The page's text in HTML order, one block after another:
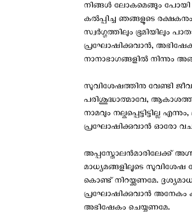
നിങ്ങള്‍ ലോകമെങ്ങും പോയി
കല്‍പ്പിച്ച ഞങ്ങളുടെ
സ്വര്‍ഗ്ഗത്തിലും ഭൂമിയിലും
പ്രഘോഷിക്കുവാന്‍,
നാനാഭാഗങ്ങളിൽ നിന്നും
സുവിശേഷത്തിനു വേണ്ടി
പരിശുദ്ധാത്മാവേ,
നാമവും നല്കപ്പെട്ടിട്ടില്ല
പ്രഘോഷിക്കുവാന്‍ ഓരോ
അപ്പസ്തോലന്‍മാരിലേക്ക്
മാധ്യമങ്ങളിലൂടെ
കൊണ്ട് നിറയ്ക്കണമേ.
പ്രഘോഷിക്കുവാൻ അനേകം
അഭിഷേകം ചെയ്യണമേ.